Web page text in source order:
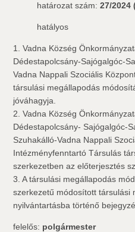
határozat szám:27/2024
hatályos
1. Vadna Község
Dédestapolcsány-Sajógalgóc-
Vadna Nappali Szociális
társulási megállapodás
jóváhagyja.
2. Vadna Község
Dédestapolcsány- Sajógalgóc-
Szuhakálló-Vadna Nappali
Intézményfenntartó Társulás
szerkezetben az előterjesztés
3. A társulási megállapodás
szerkezetű módosított társulási
nyilvántartásba történő
felelős: polgármester